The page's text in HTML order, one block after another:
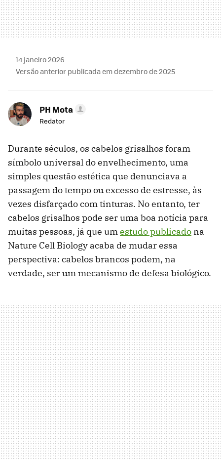
14 janeiro 2026
Versão anterior publicada em dezembro de 2025
PH Mota
Redator
Durante séculos, os cabelos grisalhos foram
símbolo universal do envelhecimento, uma
simples questão estética que denunciava a
passagem do tempo ou excesso de estresse, às
vezes disfarçado com tinturas. No entanto, ter
cabelos grisalhos pode ser uma boa notícia para
muitas pessoas, já que umestudo publicado na
Nature Cell Biology acaba de mudar essa
perspectiva: cabelos brancos podem, na
verdade, ser um mecanismo de defesa biológico.